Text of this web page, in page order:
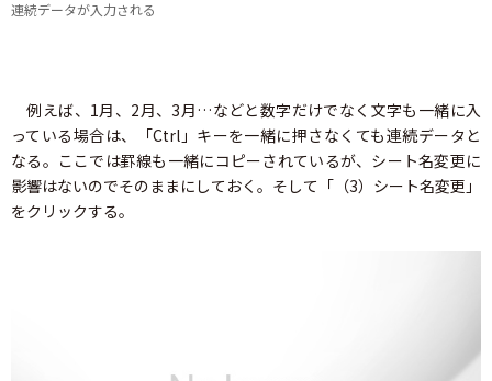
連続データが入力される
例えば、1月、2月、3月…などと数字だけでなく文字も一緒に入
っている場合は、「Ctrl」キーを一緒に押さなくても連続データと
なる。ここでは罫線も一緒にコピーされているが、シート名変更に
影響はないのでそのままにしておく。そして「（3）シート名変更」
をクリックする。